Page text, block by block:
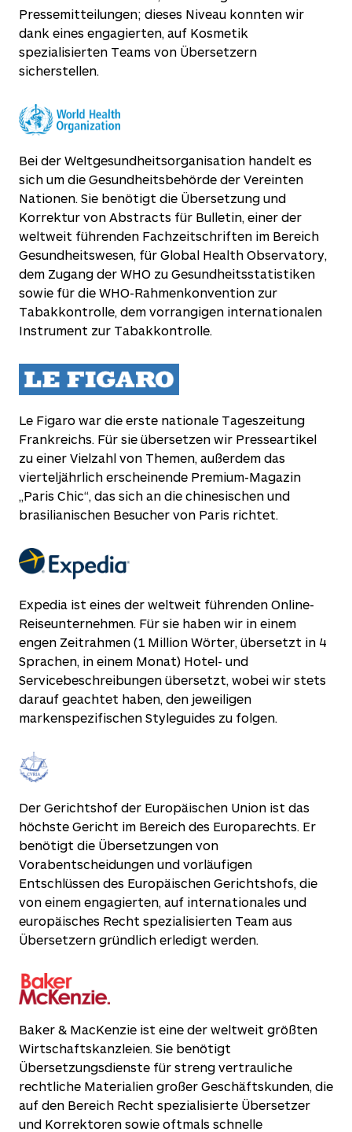
Pressemitteilungen; dieses Niveau konnten wir
dank eines engagierten, auf Kosmetik
spezialisierten Teams von Übersetzern
sicherstellen.
Bei der Weltgesundheitsorganisation handelt es
sich um die Gesundheitsbehörde der Vereinten
Nationen. Sie benötigt die Übersetzung und
Korrektur von Abstracts für Bulletin, einer der
weltweit führenden Fachzeitschriften im Bereich
Gesundheitswesen, für Global Health Observatory,
dem Zugang der WHO zu Gesundheitsstatistiken
sowie für die WHO-Rahmenkonvention zur
Tabakkontrolle, dem vorrangigen internationalen
Instrument zur Tabakkontrolle.
Le Figaro war die erste nationale Tageszeitung
Frankreichs. Für sie übersetzen wir Presseartikel
zu einer Vielzahl von Themen, außerdem das
vierteljährlich erscheinende Premium-Magazin
„Paris Chic“, das sich an die chinesischen und
brasilianischen Besucher von Paris richtet.
Expedia ist eines der weltweit führenden Online-
Reiseunternehmen. Für sie haben wir in einem
engen Zeitrahmen (1 Million Wörter, übersetzt in 4
Sprachen, in einem Monat) Hotel- und
Servicebeschreibungen übersetzt, wobei wir stets
darauf geachtet haben, den jeweiligen
markenspezifischen Styleguides zu folgen.
Der Gerichtshof der Europäischen Union ist das
höchste Gericht im Bereich des Europarechts. Er
benötigt die Übersetzungen von
Vorabentscheidungen und vorläufigen
Entschlüssen des Europäischen Gerichtshofs, die
von einem engagierten, auf internationales und
europäisches Recht spezialisierten Team aus
Übersetzern gründlich erledigt werden.
Baker & MacKenzie ist eine der weltweit größten
Wirtschaftskanzleien. Sie benötigt
Übersetzungsdienste für streng vertrauliche
rechtliche Materialien großer Geschäftskunden, die
auf den Bereich Recht spezialisierte Übersetzer
und Korrektoren sowie oftmals schnelle